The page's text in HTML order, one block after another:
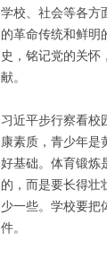
学校、社会等各方
的革命传统和鲜明
史，铭记党的关
献。
习近平步行察看校
康素质，青少年是
好基础。体育锻炼
的，而是要长得壮
少一些。学校要把
件。